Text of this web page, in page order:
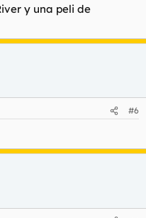
y una peli de
#6